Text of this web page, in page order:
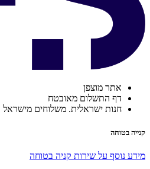
אתר מוצפן
דף התשלום מאובטח
חנות ישראלית. משלוחים מישראל
קנייה בטוחה
מידע נוסף על שירות קניה בטוחה